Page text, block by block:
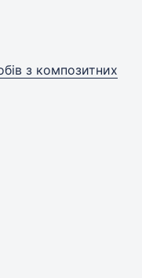
з композитних